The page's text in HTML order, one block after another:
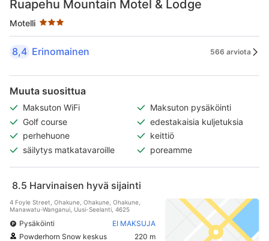
Ruapehu Mountain Motel & Lodge
Motelli
8,4 Erinomainen 566 arviota
Muuta suosittua
Maksuton WiFi
Maksuton pysäköinti
Golf course
edestakaisia kuljetuksia
perhehuone
keittiö
säilytys matkatavaroille
poreamme
8.5 Harvinaisen hyvä sijainti
4 Foyle Street, Ohakune, Ohakune, Ohakune,
Manawatu-Wanganui, Uusi-Seelanti, 4625
Pysäköinti
EI MAKSUJA
Powderhorn Snow keskus
220 m